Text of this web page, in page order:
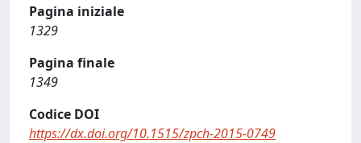
Pagina iniziale
1329
Pagina finale
1349
Codice DOI
https://dx.doi.org/10.1515/zpch-2015-0749